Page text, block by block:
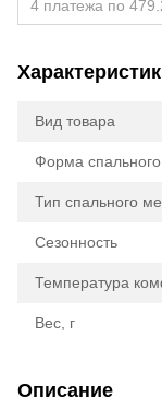
4 платежа по
Вид товара
Форма
Тип спального
Сезонность
Температура
Вес, г
Описание